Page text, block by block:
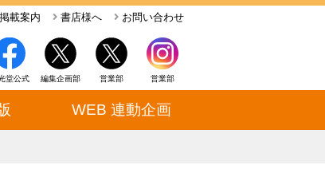
お問い合わせ
書店様へ
載案内
営業部
営業部
編集企画部
堂公式
WEB 連動企画